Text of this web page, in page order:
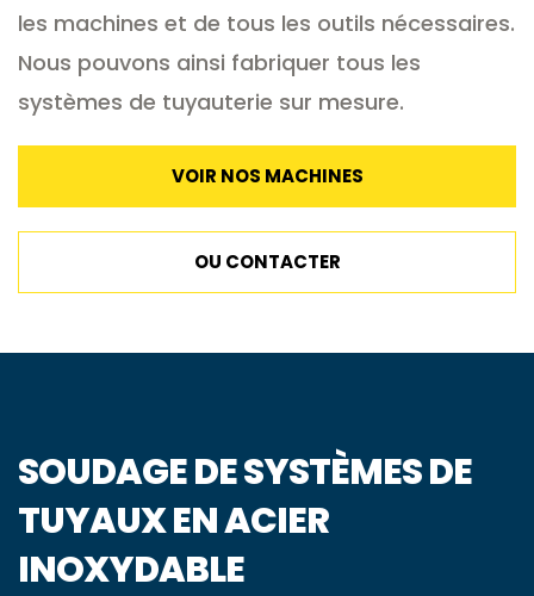
les machines et de tous les outils nécessaires.
Nous pouvons ainsi fabriquer tous les
systèmes de tuyauterie sur mesure.
VOIR NOS MACHINES
OU CONTACTER
SOUDAGE DE SYSTÈMES DE
TUYAUX EN ACIER
INOXYDABLE